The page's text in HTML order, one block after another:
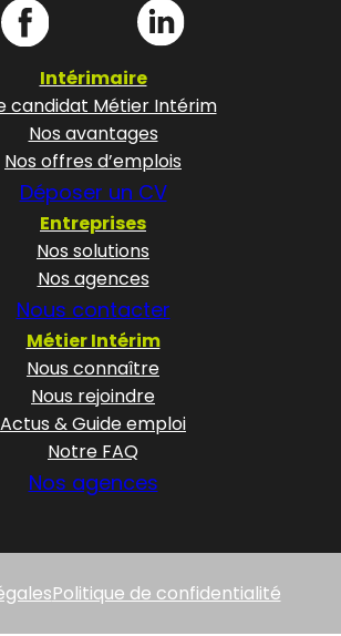
Intérimaire
candidat Métier Intérim
Nos avantages
Nos offres d’emplois
Déposer un CV
Entreprises
Nos solutions
Nos agences
Nous contacter
Métier Intérim
Nous connaître
Nous rejoindre
Actus & Guide emploi
Notre FAQ
Nos agences
Politique de confidentialité